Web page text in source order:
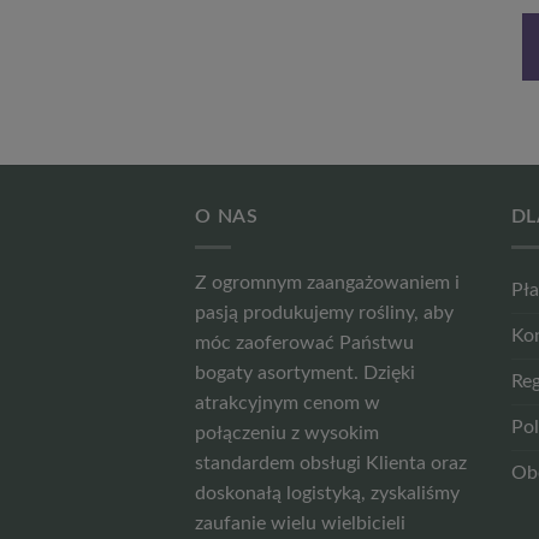
O NAS
Z ogromnym zaangażowaniem i
pasją produkujemy rośliny, aby
móc zaoferować Państwu
bogaty asortyment. Dzięki
atrakcyjnym cenom w
połączeniu z wysokim
standardem obsługi Klienta oraz
doskonałą logistyką, zyskaliśmy
zaufanie wielu wielbicieli